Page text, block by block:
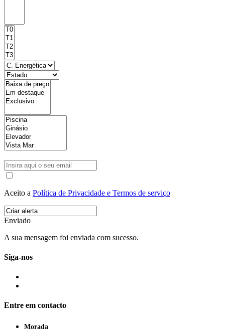
Aceito a Política de Privacidade e Termos de serviço
Enviado
A sua mensagem foi enviada com sucesso.
Siga-nos
Entre em contacto
Morada